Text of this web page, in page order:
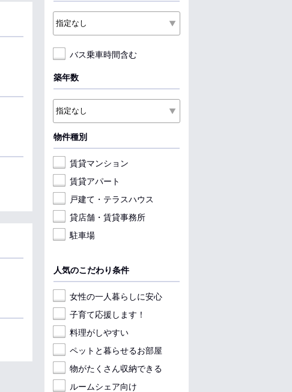
バス乗車時間含む
築年数
物件種別
賃貸マンション
賃貸アパート
戸建て・テラスハウス
貸店舗・賃貸事務所
駐車場
人気のこだわり条件
女性の一人暮らしに安心
子育て応援します！
料理がしやすい
ペットと暮らせるお部屋
物がたくさん収納できる
ルームシェア向け